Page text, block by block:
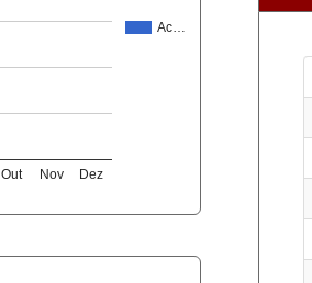
Ac…
Out Nov Dez
06-08-2026
06-08-2026